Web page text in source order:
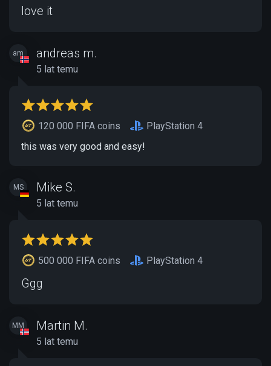
love it
am andreas m.
5 lat temu
120 000 FIFA coins
PlayStation 4
this was very good and easy!
MS Mike S.
5 lat temu
500 000 FIFA coins PlayStation 4
Ggg
MM Martin M.
5 lat temu